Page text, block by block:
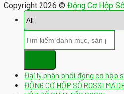
Copyright 2026 © Động Cơ Hộp
Đại lý phân phối động cơ hộp
ĐỘNG CƠ HỘP SỐ ROSSI